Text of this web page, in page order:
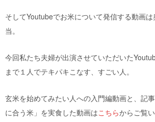
そしてYoutubeでお米について発信する動画
当。
今回私たち夫婦が出演させていただいた
まで１人でテキパキこなす、すごい人。
玄米を始めてみたい人への入門編動画と、記
に合う米」を実食した動画はこちらからご覧